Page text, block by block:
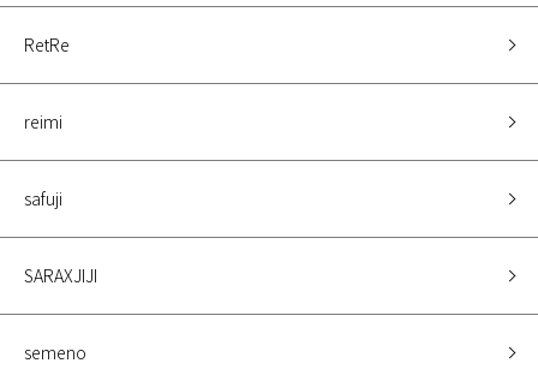
RetRe
reimi
safuji
SARAXJIJI
semeno